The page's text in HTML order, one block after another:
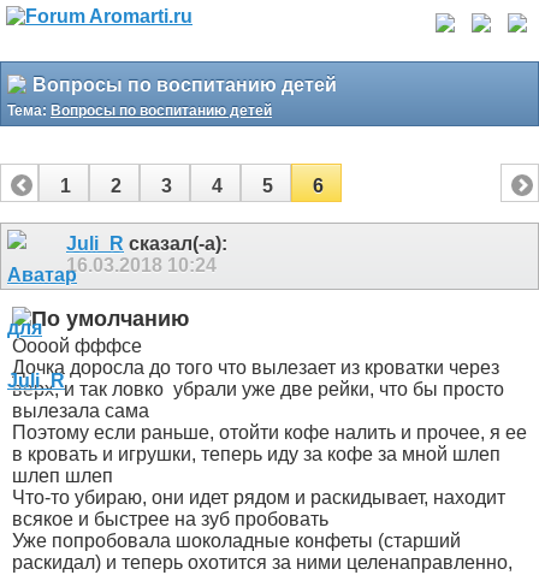
Вопросы по воспитанию детей
Тема: Вопросы по воспитанию детей
1 2 3 4 5 6
Juli_R сказал(-а):
16.03.2018 10:24
Оооой фффсе
Дочка доросла до того что вылезает из кроватки через
верх, и так ловко убрали уже две рейки, что бы просто
вылезала сама
Поэтому если раньше, отойти кофе налить и прочее, я ее
в кровать и игрушки, теперь иду за кофе за мной шлеп
шлеп шлеп
Что-то убираю, они идет рядом и раскидывает, находит
всякое и быстрее на зуб пробовать
Уже попробовала шоколадные конфеты (старший
раскидал) и теперь охотится за ними целенаправленно,